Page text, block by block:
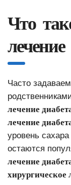
Что
Часто
лечение
лечение
уровень
остаются
лечение
хирургическое